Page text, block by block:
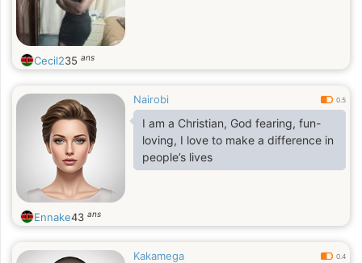
Cecil235 ans
Nairobi 0.5
I am a Christian, God fearing, fun-
loving, I love to make a difference in
people’s lives
Ennake43 ans
Kakamega 0.4